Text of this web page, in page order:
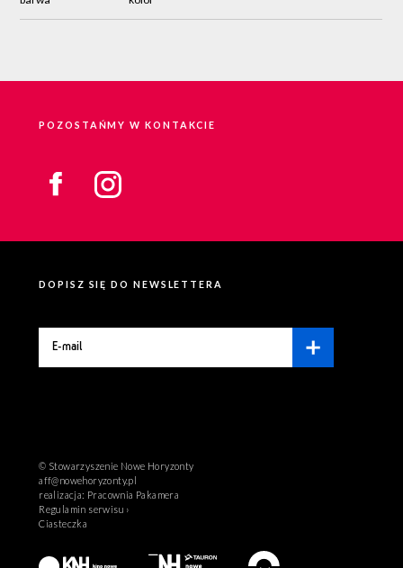
POZOSTAŃMY W KONTAKCIE
DOPISZ SIĘ DO NEWSLETTERA
© Stowarzyszenie Nowe Horyzonty
aff@nowehoryzonty.pl
realizacja: Pracownia Pakamera
Regulamin serwisu ›
Ciasteczka